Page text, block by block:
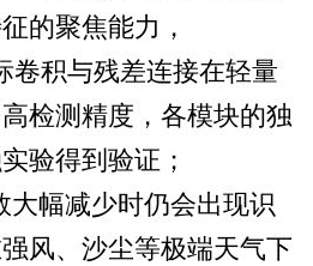
的聚焦能力，
卷积与残差连接在轻量
检测精度，各模块的独
验得到验证；
幅减少时仍会出现识
风、沙尘等极端天气下